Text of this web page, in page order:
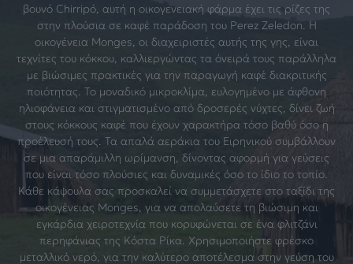
βουνό Chirripó, αυτή η οικογενειακή φάρμα έχει τις ρίζες της
στην πλούσια σε καφέ παράδοση του Perez Zeledon. Η
οικογένεια Monges, οι διαχειριστές αυτής της γης, είναι
τεχνίτες του κόκκου, καλλιεργώντας τα όνειρά τους παράλληλα
με βιώσιμες πρακτικές για την παραγωγή καφέ διακριτικής
ποιότητας. Το μοναδικό μικροκλίμα, ευλογημένο με άφθονη
ηλιοφάνεια και στιγματισμένο από δροσερές νύχτες, δίνει ζωή
στους κόκκους καφέ που έχουν χαρακτήρα τόσο βαθύ όσο η
προέλευσή τους. Τα απαλά αεράκια του Ειρηνικού συμβάλλουν
σε μια απαράμιλλη ωρίμανση, δίνοντας αφορμή για γεύσεις
που είναι τόσο πλούσιες και δυναμικές όσο το ίδιο το τοπίο.
Κάθε κάψουλα σας προσκαλεί να συμμετάσχετε στο ταξίδι της
οικογένειας Monges, για να απολαύσετε τη βιώσιμη και
εγκάρδια χειροτεχνία που κορυφώνεται σε ένα φλιτζάνι
περηφάνιας της Κόστα Ρίκα. Χρησιμοποιήστε φρέσκο
μεταλλικό νερό, για την καλύτερο αποτέλεσμα στην γεύση του